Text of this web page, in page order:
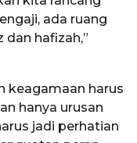
ada ruang
hafizah,”
keagamaan harus
hanya urusan
jadi perhatian